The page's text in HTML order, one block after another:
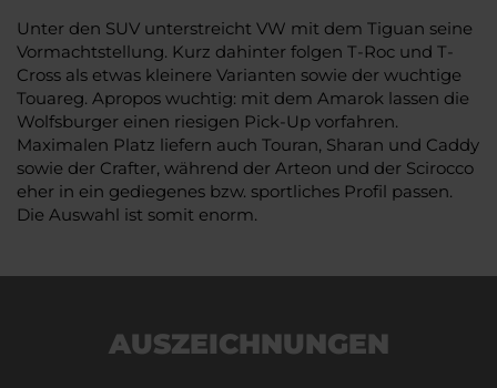
Unter den SUV unterstreicht VW mit dem Tiguan seine
Vormachtstellung. Kurz dahinter folgen T-Roc und T-
Cross als etwas kleinere Varianten sowie der wuchtige
Touareg. Apropos wuchtig: mit dem Amarok lassen die
Wolfsburger einen riesigen Pick-Up vorfahren.
Maximalen Platz liefern auch Touran, Sharan und Caddy
sowie der Crafter, während der Arteon und der Scirocco
eher in ein gediegenes bzw. sportliches Profil passen.
Die Auswahl ist somit enorm.
AUSZEICHNUNGEN